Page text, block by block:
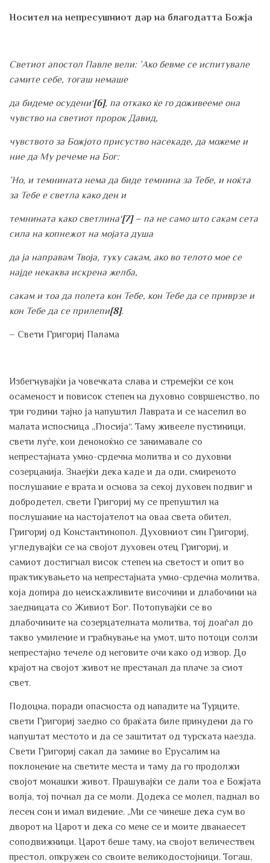
Носител на непресушниот дар на благодатта Божја
Светиот апостол Павле вели: ’Ако бевме се испитувале
самите себе, тогаш немаше
да бидеме осудени‘[6], па откако ќе го доживееме она
чувство на светиот пророк Давид,
чувството за Божјото присуство насекаде, да можеме и
ние да Му речеме на Бог:
’Но, и темнината нема да биде темнина за Тебе, и ноќта
за Тебе е светла како ден и
темнината како светлина‘[7]– па не само што сакам сета
сила на копнежот на мојата душа
да ја направам Твоја, туку сакам, ако во телото мое се
најде некаква искрена желба,
сакам и тоа да полета кон Тебе, кон Тебе да се приврзе и
кон Тебе да се прилепи[8].
– Свети Григориј Палама
Избегнувајќи ја човечката слава и стремејќи се кон
осаменост и повисок степен на духовно совршенство, по
три години тајно ја напуштил Лаврата и се населил во
малата испосница „Глосија“. Таму живееле пустиници,
свети луѓе, кои деноноќно се занимавале со
непрестајната умно-срдечна молитва и со духовни
созерцанија. Знаејќи дека каде и да оди, смиреното
послушание е врата и основа за секој духовен подвиг и
добродетел, свети Григориј му се препуштил на
послушание на настојателот на оваа света обител,
Григориј од Константинопол. Духовниот син Григориј,
угледувајќи се на својот духовен отец Григориј, и
самиот достигнал висок степен на светост и опит во
практикувањето на непрестајната умно-срдечна молитва,
која допира до неискажливите височини и длабочини на
заедницата со Живиот Бог. Потопувајќи се во
длабочините на созерцателната молитва, тој доаѓал до
такво умиление и грабнување на умот, што потоци солзи
непрестајно течеле од неговите очи како од извор. До
крајот на својот живот не престанал да плаче за сиот
свет.
Подоцна, поради опасноста од нападите на Турците,
свети Григориј заедно со браќата биле принудени да го
напуштат местото и да се заштитат од турската наезда.
Свети Григориј сакал да замине во Ерусалим на
поклонение на светите места и таму да го продолжи
својот монашки живот. Прашувајќи се дали тоа е Божјата
волја, тој почнал да се моли. Додека се молел, паднал во
лесен сон и имал видение. „Ми се чинеше дека сум во
дворот на Царот и дека со мене се и моите дванаесет
соподвижници. Царот беше таму, на својот величествен
престол, опкружен со своите великодостојници. Тогаш,